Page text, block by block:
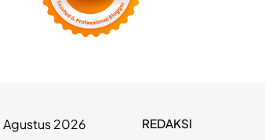
Agustus 2026
REDAKSI